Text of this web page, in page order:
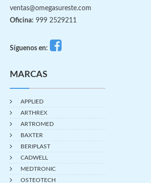
ventas@omegasureste.com
Oficina: 999 2529211
Síguenos en:
MARCAS
APPLIED
ARTHREX
ARTROMED
BAXTER
BERIPLAST
CADWELL
MEDTRONIC
OSTEOTECH